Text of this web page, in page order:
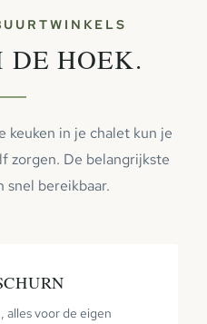
HOEK.
in je chalet kun je
zorgen. De belangrijkste
snel bereikbaar.
alles voor de eigen